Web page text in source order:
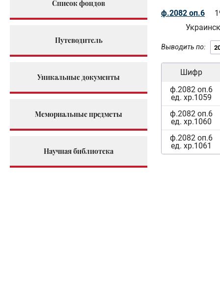
Список фондов
Путеводитель
Уникальные документы
Мемориальные предметы
Научная библиотека
ф.2082 оп.6
Выводить по:
Шифр
ф.2082 оп.6
ед. хр.1059
ф.2082 оп.6
ед. хр.1060
ф.2082 оп.6
ед. хр.1061